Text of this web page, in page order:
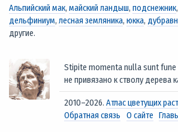
Альпийский мак, майский ландыш, подснежник,
дельфиниум, лесная земляника, юкка,
другие.
Stipite momenta nulla sunt
не привязано к стволу дерева
2010–2026. Атлас цветущих
Обратная связь
О сайте